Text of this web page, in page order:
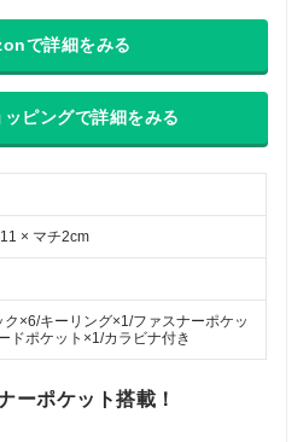
で詳細をみる
ピングで詳細をみる
× マチ2cm
ク×6/キーリング×1/ファスナーポケッ
ドポケット×1/カラビナ付き
ーポケット搭載！